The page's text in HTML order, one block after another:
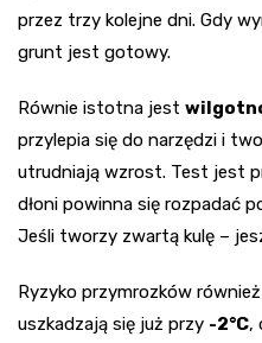
przez trzy kolejne dni. Gdy
grunt jest gotowy.
Równie istotna jest
przylepia się do narzędzi i
utrudniają wzrost. Test jest
dłoni powinna się rozpadać
Jeśli tworzy zwartą kulę –
Ryzyko przymrozków
uszkadzają się już przy -2°C,